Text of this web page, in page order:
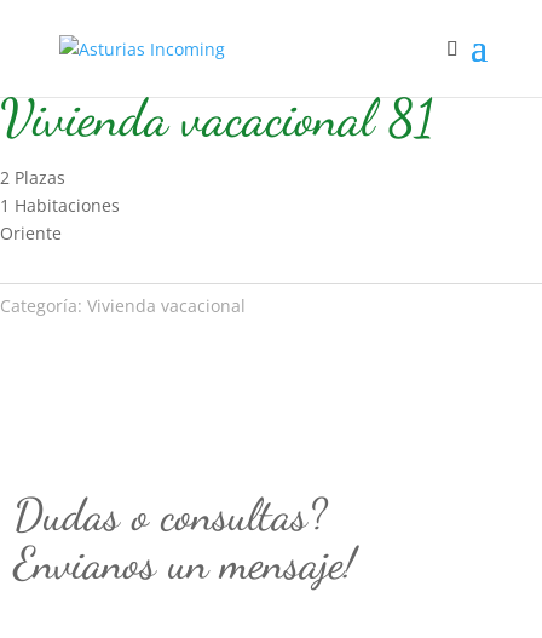
Vivienda vacacional 81
2 Plazas
1 Habitaciones
Oriente
Categoría: Vivienda vacacional
Dudas o consultas?
Envianos un mensaje!